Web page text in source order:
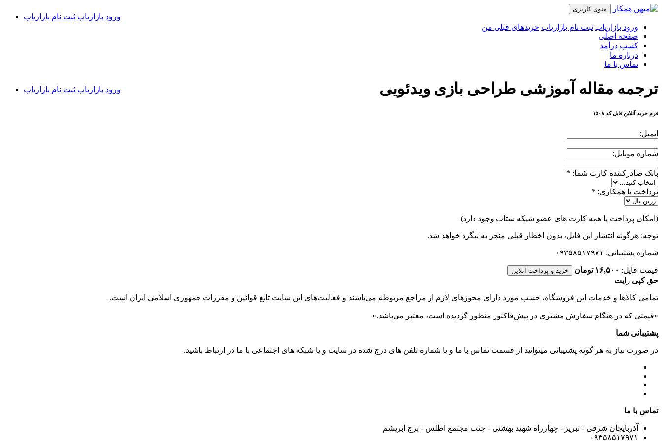
منوی کاربری
ورود بازاریاب ثبت نام بازاریاب
ورود بازاریاب ثبت نام بازاریاب خریدهای قبلی من
صفحه اصلی
کسب درآمد
درباره ما
تماس با ما
ورود بازاریاب ثبت نام بازاریاب ترجمه مقاله آموزشی طراحی بازی ویدئویی
فرم خرید آنلاین فایل کد ۱۵۰۸
ایمیل:
شماره موبایل:
بانک صادرکننده کارت شما: *
پرداخت با همکاری: *
(امکان پرداخت با همه کارت های عضو شبکه شتاب وجود دارد)
توجه: هرگونه انتشار این فایل، بدون اخطار قبلی منجر به پیگرد خواهد شد.
شماره پشتیبانی: ۰۹۳۵۸۵۱۷۹۷۱
قیمت فایل: ۱۶,۵۰۰ تومان خرید و پرداخت آنلاین
حق کپی رایت
تمامی كالاها و خدمات اين فروشگاه، حسب مورد دارای مجوزهای لازم از مراجع مربوطه می‌باشند و فعاليت‌های اين سايت تابع قوانين و مقررات جمهوری اسلامی ايران است.
«قیمتی که در هنگام سفارش مشتری در پیش‌­فاکتور منظور گرديده است، معتبر می‌باشد.»
پشتیبانی شما
در صورت نیاز به هر گونه پشتیبانی میتوانید از قسمت تماس با ما و یا شماره تلفن های درج شده در سایت و یا شبکه های اجتماعی با ما در ارتباط باشید.
تماس با ما
آذربایجان شرقی - تبریز - چهارراه شهید بهشتی - جنب مجتمع اطلس - برج ابریشم
۰۹۳۵۸۵۱۷۹۷۱